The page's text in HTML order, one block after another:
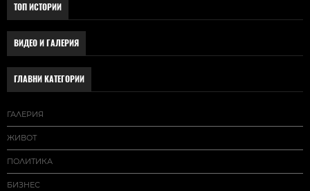
ТОП ИСТОРИИ
ВИДЕО И ГАЛЕРИЯ
ГЛАВНИ КАТЕГОРИИ
ГАЛЕРИЯ
ЖИВОТ
ПОЛИТИКА
БИЗНЕС